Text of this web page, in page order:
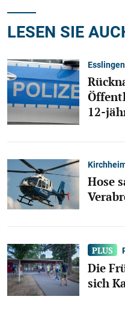
LESEN SIE
Esslingen
12-
Hose
Die
sich